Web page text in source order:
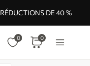
RÉDUCTIONS DE 40 %
0 0